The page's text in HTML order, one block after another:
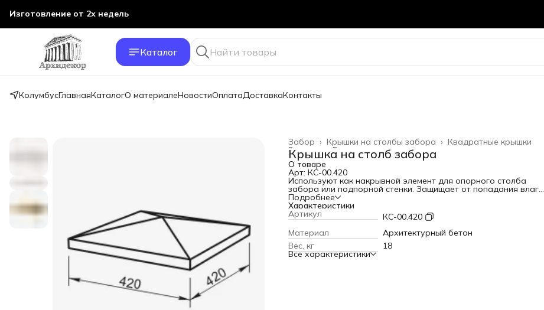
Изготовление от 2х недель
Каталог
КолумбусГлавнаяКаталогО материалеНовостиОплатаДоставкаКонтакты
Квадратные крышки
Крышки на столбы забора ›
Забор ›
Весь архитектурный декор
Главная ›
Крышка на столб забора
О товаре
Арт: КС-00.420
Используют как накрывной элемент для опорного столба
забора или подпорной стенки. Защищает от попадания влаги.
В разы продлевает срок службы конструкции.
Посадочный размер: 420х420 мм
Варианты цвета
Подробнее
Характеристики
Артикул
КС-00.420
Материал
Архитектурный бетон
Вес, кг
18
Все характеристики